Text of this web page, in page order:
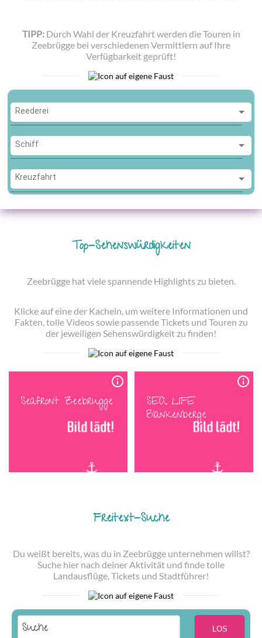
TIPP:Durch Wahl der Kreuzfahrt werden die Touren in
Zeebrügge bei verschiedenen Vermittlern auf Ihre
Verfügbarkeit geprüft!
Reederei
Reederei
Schiff
Schiff
Kreuzfahrt
Kreuzfahrt
Top-Sehenswürdigkeiten
Zeebrügge hat viele spannende Highlights zu bieten.
Klicke auf eine der Kacheln, um weitere Informationen und
Fakten, tolle Videos sowie passende Tickets und Touren zu
der jeweiligen Sehenswürdigkeit zu finden!
info_outline
Seafront Zeebrugge
info_outline
SEA LIFE
Blankenberge
Freitext-Suche
Du weißt bereits, was du in Zeebrügge unternehmen willst?
Suche hier nach deiner Aktivität und finde tolle
Landausflüge, Tickets und Stadtführer!
LOS